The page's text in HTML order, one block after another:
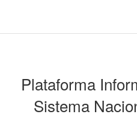
Plataforma
Sistema